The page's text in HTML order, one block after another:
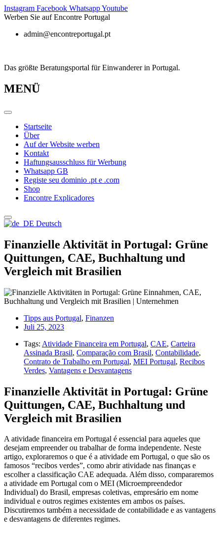
Zum
Inhalt
Instagram Facebook WhatsappYoutube
Werben Sie auf Encontre Portugal
admin@encontreportugal.pt
Das größte Beratungsportal für Einwanderer in Portugal.
MENÜ
Startseite
Über
Auf der Website werben
Kontakt
Haftungsausschluss für Werbung
Whatsapp GB
Registe seu dominio .pt e .com
Shop
Encontre Explicadores
Deutsch
Finanzielle Aktivität in Portugal: Grüne
Quittungen, CAE, Buchhaltung und
Vergleich mit Brasilien
Tipps aus Portugal, Finanzen
Juli 25, 2023
Tags: Atividade Financeira em Portugal, CAE, Carteira
Assinada Brasil, Comparação com Brasil, Contabilidade,
Contrato de Trabalho em Portugal, MEI Portugal, Recibos
Verdes, Vantagens e Desvantagens
Finanzielle Aktivität in Portugal: Grüne
Quittungen, CAE, Buchhaltung und
Vergleich mit Brasilien
A atividade financeira em Portugal é essencial para aqueles que
desejam empreender ou trabalhar de forma independente. Neste
artigo, exploraremos o que é a atividade em Portugal, o que são os
famosos “recibos verdes”, como abrir atividade nas finanças e
escolher a classificação CAE adequada. Além disso, compararemos
a atividade em Portugal com o MEI (Microempreendedor
Individual) do Brasil, empresas coletivas, empresário em nome
individual e outros regimes existentes em ambos os países.
Discutiremos também a necessidade de contabilidade e as vantagens
e desvantagens de diferentes regimes.